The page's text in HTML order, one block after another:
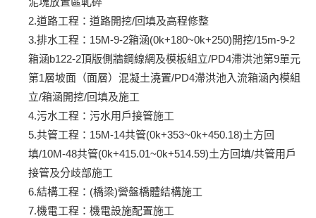
2.道路工程：道路開挖/回填及高程修整
3.排水工程：15M-9-2箱涵(0k+180~0k+250)開挖/15m-9-2
箱涵b122-2頂版側牆鋼線網及模板組立/PD4滯洪池第9單元
第1層坡面（面層）混凝土澆置/PD4滯洪池入流箱涵內模組
立/箱涵開挖/回填及施工
4.污水工程：污水用戶接管施工
5.共管工程：15M-14共管(0k+353~0k+450.18)土方回
填/10M-48共管(0k+415.01~0k+514.59)土方回填/共管用戶
接管及分歧部施工
6.結構工程：(橋梁)營盤橋體結構施工
7.機電工程：機電設施配置施工